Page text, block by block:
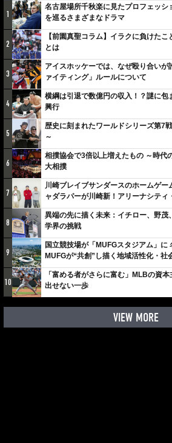
1
名古屋場所千秋楽に見たプロフェッシ
を巡るさまざまなドラマ
2
【前園真聖コラム】イラクに負けた
とは
3
アイスホッケーでは、なぜ殴り合い
ァイティング」ルールについて
4
横綱は引退で数億円の収入！？謎に包
興行
5
歴史に刻まれたワールドシリーズ第7
～
6
相撲協会で3倍以上増えたもの ～時代
大相撲
7
川崎ブレイブサンダースのホームゲ
ャダラパーが川崎新！アリーナシティ
しみでしかないでしょ。川崎は、ずっ
8
異端の先に描く未来：イチロー、野茂
学界の挑戦
9
国立競技場が「MUFGスタジアム」
MUFGが“共創”し描く地域活性化・社
10
「富める者がさらに富む」MLBの資
出せない一歩
VIEW MORE